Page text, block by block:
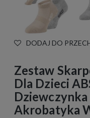
DODAJ DO
Zestaw
Dla Dzieci
Akrobatyka